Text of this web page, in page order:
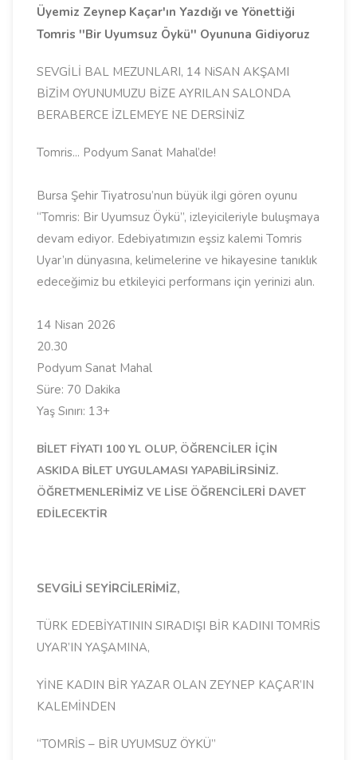
Üyemiz Zeynep Kaçar'ın Yazdığı ve Yönettiği
Tomris ''Bir Uyumsuz Öykü'' Oyununa Gidiyoruz
SEVGİLİ BAL MEZUNLARI, 14 NiSAN AKŞAMI
BİZİM OYUNUMUZU BİZE AYRILAN SALONDA
BERABERCE İZLEMEYE NE DERSİNİZ
Tomris... Podyum Sanat Mahal’de!
Bursa Şehir Tiyatrosu’nun büyük ilgi gören oyunu
“Tomris: Bir Uyumsuz Öykü”, izleyicileriyle buluşmaya
devam ediyor. Edebiyatımızın eşsiz kalemi Tomris
Uyar’ın dünyasına, kelimelerine ve hikayesine tanıklık
edeceğimiz bu etkileyici performans için yerinizi alın.
14 Nisan 2026
20.30
Podyum Sanat Mahal
Süre: 70 Dakika
Yaş Sınırı: 13+
BİLET FİYATI 100 YL OLUP, ÖĞRENCİLER İÇİN
ASKIDA BİLET UYGULAMASI YAPABİLİRSİNİZ.
ÖĞRETMENLERİMİZ VE LİSE ÖĞRENCİLERİ DAVET
EDİLECEKTİR
SEVGİLİ SEYİRCİLERİMİZ,
TÜRK EDEBİYATININ SIRADIŞI BİR KADINI TOMRİS
UYAR’IN YAŞAMINA,
YİNE KADIN BİR YAZAR OLAN ZEYNEP KAÇAR’IN
KALEMİNDEN
“TOMRİS – BİR UYUMSUZ ÖYKÜ”